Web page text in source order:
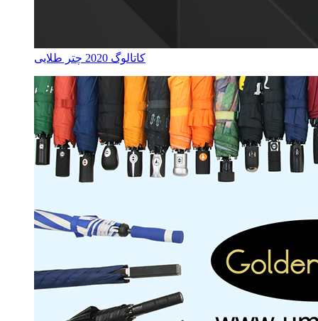
کاتالوگ 2020 چتر طلایی